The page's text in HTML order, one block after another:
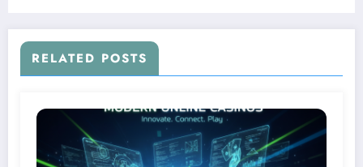
RELATED POSTS